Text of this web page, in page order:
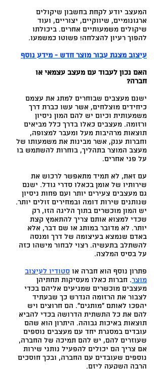
המעצב יודע לקחת בחשבון שיקולים
ארגונומיים, שיווקיים, יצוריים, ועוד
שיקולים משמעותיים אחרים. ביכולתו
להפוך רעיון להצלחה! פשוטו כמשמעו.
עיצוב מצגת עבור מוצר חדש - מידע נוסף
האם נכון לעבוד עם מעצב עצמאי או
חברה?
ישנם מעצבים שבוחרים למתג את עצמם
כיחידים מוצלחים, אשר עשו כברת דרך
משמעותית וכיום יש להם המון ניסיון
ורזומה. מעצבים כאלו בדרך כלל מביאים
תוצאות מרהיבות מעל ומעבר למצופה,
וחברות ענק, אשר מבינות את משמעותו של
מעצב המוצר בתהליך, בוחרות להשתמש בו
על פני אחרים.
עם זאת, לא תמיד מתאפשר לרכוש את
שירותיו של אומן בכאלו סדרי גודל. ישנם
גם מעצבים צעירים יותר ועם פחות ניסיון
שנותנים שירות דומה ובמחירים זולים יותר.
יש המון מוכשרים בתוך הליגה הזו, רק
שכדי למצוא אותם צריך להתאמץ קצת
יותר. לא מדובר במותג או שם דבר, אלא
באדם שנמצא בעיצומה של דרך ומנסה
להשתלב בתעשיה. רצוי לבחור מישהו כזה
על בסיס המלצה.
פתרון נוסף הוא חברה או סטודיו לעיצוב
מוצר. חברות כאלו מעסיקות תחתיהן
מעצבים מוכשרים שמגיעים אליהם בכדי
לצבור את הרזומה הנדרש כך שבעתיד
יהפכו לאותם "מותגים". הם חרוצים ויש
להם את כל התשתית הדרושה בכדי להביא
תוצאות באיכות גבוהה. היתרון הוא שהם
עובדים במסגרת יחד עם מעצבים נוספים
שעוזרים להם, יש להם תמיכה של החברה,
אם צריך הם יכולים להפעיל נותני שירות
נוספים שעובדים עם החברה, ובכך חוסכים
הרבה השקעה ליזם.